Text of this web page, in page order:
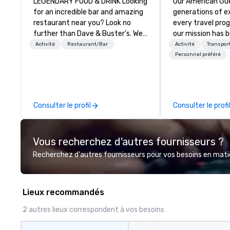
for an incredible bar and amazing
restaurant near you? Look no
further than Dave & Buster's. We
have amazing games and award-
Activité Restaurant/Bar
Consulter le profil
generations of
every travel
our mission has
the imagination
guests with
contracting, and
management,
project as if we
Our personal
suppliers helps
to life. With
international
Activité
Personnel préféré
Consulter le profil
Vous recherchez d'autres fournisseurs ?
Recherchez d'autres fournisseurs pour vos besoins en
Lieux recommandés
2 autres lieux correspondent à vos besoins